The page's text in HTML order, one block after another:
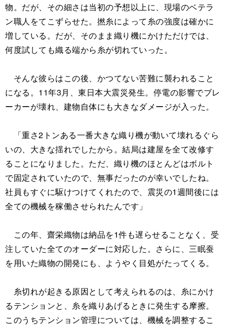
物。だが、その細さは当初の予想以上に、現場のベテラ
ン職人をてこずらせた。撚糸によって糸の強度は確かに
増している。だが、そのまま織り機にかけただけでは、
何度試しても織る端から糸が切れていった。
そんな彼らはこの後、かつてない苦難に襲われること
になる。11年3月、東日本大震災発生。停電の影響でブレ
ーカーが壊れ、建物自体にも大きなダメージが入った。
「重さ2トンある一番大きな織り機が動いて壊れるぐら
いの、大きな揺れでしたから。結局は建屋を全て改修す
ることになりました。ただ、織り機のほとんどはボルト
で固定されていたので、無事だったのが幸いでしたね。
社員もすぐに駆けつけてくれたので、震災の1週間後には
全ての機械を稼働させられたんです」
この年、齋栄織物は納品を1件も遅らせることなく、受
注していた全てのオーダーに対応した。さらに、三眠蚕
を用いた織物の開発にも、ようやく目処がたってくる。
糸切れが起きる原因として考えられるのは、糸にかけ
るテンションと、糸を織りあげるときに発生する摩擦。
このうちテンション管理については、機械を調整するこ